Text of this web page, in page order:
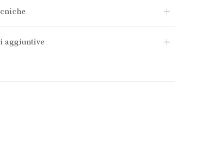
aggiuntive